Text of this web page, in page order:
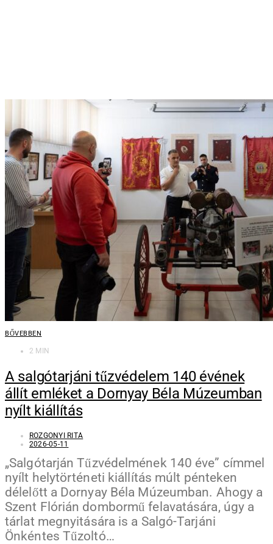
BŐVEBBEN
2 MIN
A salgótarjáni tűzvédelem 140 évének
állít emléket a Dornyay Béla Múzeumban
nyílt kiállítás
ROZGONYI RITA
2026-05-11
„Salgótarján Tűzvédelmének 140 éve” címmel
nyílt helytörténeti kiállítás múlt pénteken
délelőtt a Dornyay Béla Múzeumban. Ahogy a
Szent Flórián dombormű felavatására, úgy a
tárlat megnyitására is a Salgó-Tarjáni
Önkéntes Tűzoltó…